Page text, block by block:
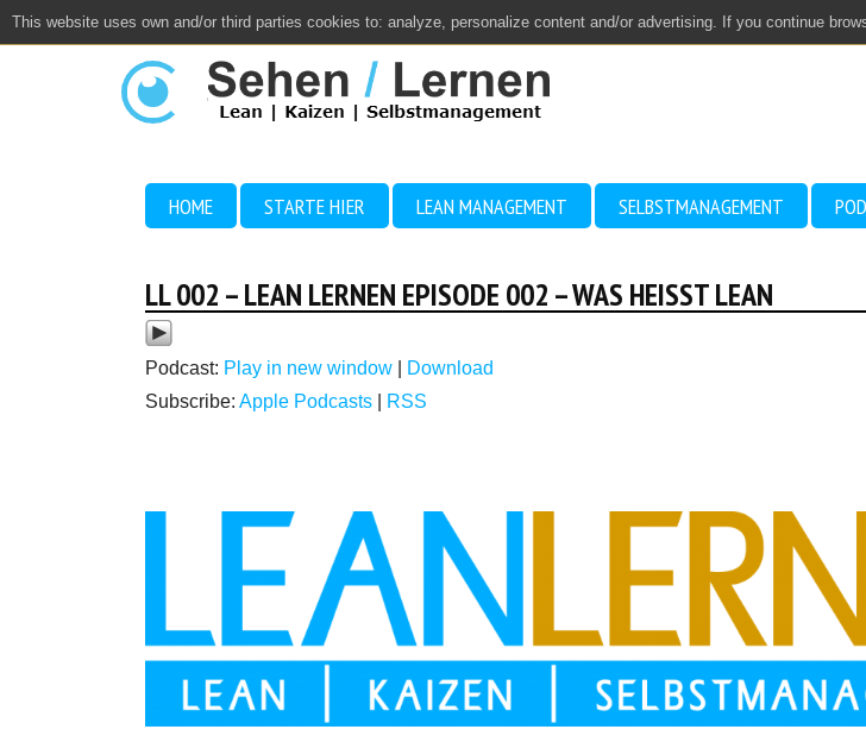
This website uses own and/or third parties cookies to: analyze, personalize content and/or advertising. If you continue
Close
HOME STARTE HIER LEAN MANAGEMENT SELBSTMANAGEMENT
LL 002 – LEAN LERNEN EPISODE 002 – WAS HEISST LEAN
Podcast: Play in new window
Download
Subscribe: Apple Podcasts RSS